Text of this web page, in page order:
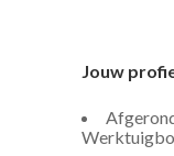
Jouw